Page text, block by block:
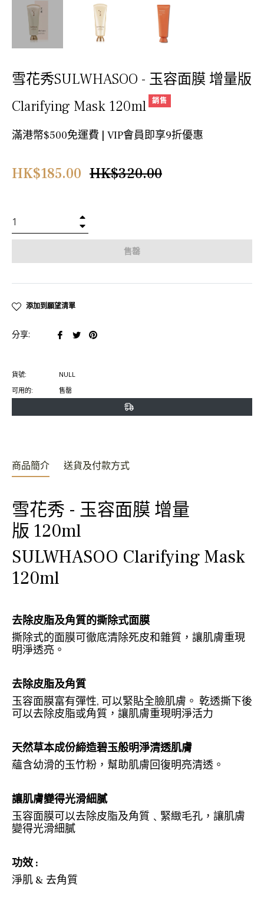
雪花秀SULWHASOO - 玉容面膜 增量版
Clarifying Mask 120ml 銷售
滿港幣$500免運費 | VIP會員即享9折優惠
HK$185.00
正
HK$320.00
售罄
添加到願望清單
分享:
在
上
分
在 在
貨號:
NULL
可用的:
售罄
商品簡介 送貨及付款方式
雪花秀 - 玉容面膜 增量
版 120ml
SULWHASOO Clarifying Mask
120ml
去除皮脂及角質的撕除式面膜
撕除式的面膜可徹底清除死皮和雜質，讓肌膚重現
明淨透亮。
去除皮脂及角質
玉容面膜富有彈性, 可以緊貼全臉肌膚。 乾透撕下後
可以去除皮脂或角質，讓肌膚重現明淨活力
天然草本成份締造碧玉般明淨清透肌膚
蘊含幼滑的玉竹粉，幫助肌膚回復明亮清透。
讓肌膚變得光滑細膩
玉容面膜可以去除皮脂及角質﹑緊緻毛孔，讓肌膚
變得光滑細膩
功效 :
淨肌 & 去角質